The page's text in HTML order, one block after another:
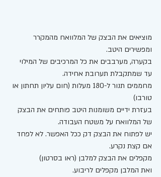
מוציאים את הבצק של המלוואח מהמקרר
ומפשירים היטב.
בקערה, מערבבים את כל המרכיבים של המילוי
עד שמתקבלת תערובת אחידה.
מחממים תנור ל-180 מעלות (חום עליון תחתון או
טורבו)
בעזרת ידיים משומנות היטב פותחים את הבצק
של המלוואח על משטח העבודה.
יש לפתוח את הבצק דק ככל האפשר. לא לפחד
אם קצת נקרע.
מקפלים את הבצק למלבן (ראו בסרטון)
ואת המלבן מקפלים לריבוע.